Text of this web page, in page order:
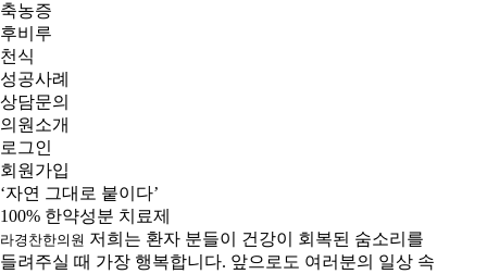
축농증
후비루
천식
성공사례
상담문의
의원소개
로그인
회원가입
‘자연 그대로 붙이다’
100% 한약성분 치료제
라경찬한의원 저희는 환자 분들이 건강이 회복된 숨소리를
들려주실 때 가장 행복합니다. 앞으로도 여러분의 일상 속